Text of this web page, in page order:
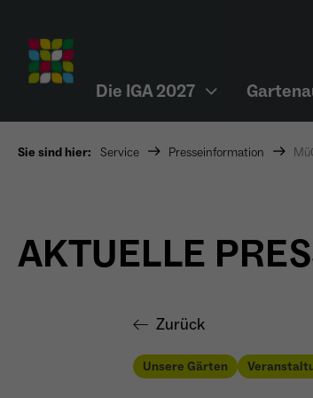
Die IGA 2027
Sie sind hier: Service Presseinformation
AKTUELLE
Zurück
Unsere Gärten